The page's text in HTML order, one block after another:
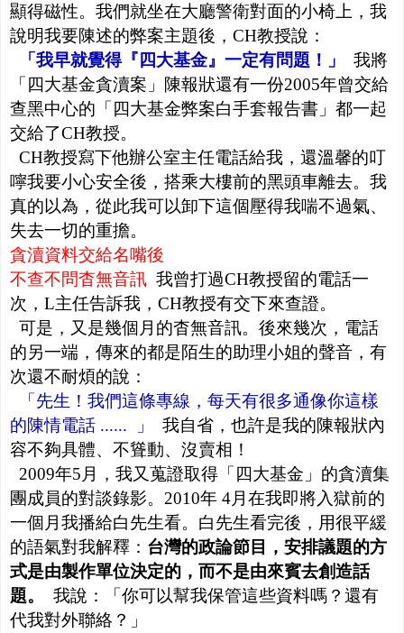
顯得磁性。我們就坐在大廳警衛對面的小椅上，我
說明我要陳述的弊案主題後，CH教授說：
「我早就覺得『四大基金』一定有問題！」
我將
「四大基金貪瀆案」陳報狀還有一份2005年曾交給
查黑中心的「四大基金弊案白手套報告書」都一起
交給了CH教授。
CH教授寫下他辦公室主任電話給我，還溫馨的叮
嚀我要小心安全後，搭乘大樓前的黑頭車離去。我
真的以為，從此我可以卸下這個壓得我喘不過氣、
失去一切的重擔。
貪瀆資料交給名嘴後
不查不問杳無音訊 我曾打過CH教授留的電話一
次，L主任告訴我，CH教授有交下來查證。
可是，又是幾個月的杳無音訊。後來幾次，電話
的另一端，傳來的都是陌生的助理小姐的聲音，有
次還不耐煩的說：
「先生！我們這條專線，每天有很多通像你這樣
的陳情電話 ...... 」
我自省，也許是我的陳報狀內
容不夠具體、不聳動、沒賣相！
2009年5月，我又蒐證取得「四大基金」的貪瀆集
團成員的對談錄影。2010年 4月在我即將入獄前的
一個月我播給白先生看。白先生看完後，用很平緩
的語氣對我解釋： 台灣的政論節目，安排議題的方
式是由製作單位決定的，而不是由來賓去創造話
題。
我說：「你可以幫我保管這些資料嗎？還有
代我對外聯絡？」